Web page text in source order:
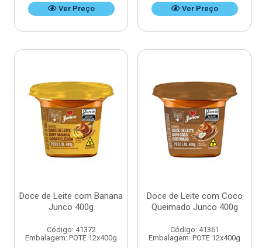
Ver Preço Ver Preço
Doce de Leite com Banana
Junco 400g
Código: 41372
Embalagem: POTE 12x400g
Doce de Leite com Coco
Queimado Junco 400g
Código: 41361
Embalagem: POTE 12x400g